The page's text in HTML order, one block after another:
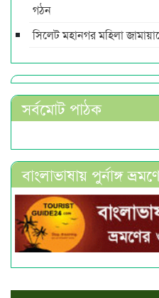
গঠন
সিলেট মহানগর মহিলা
সর্বমোট পাঠক
বাংলাভাষায় পুর্নাঙ্গ